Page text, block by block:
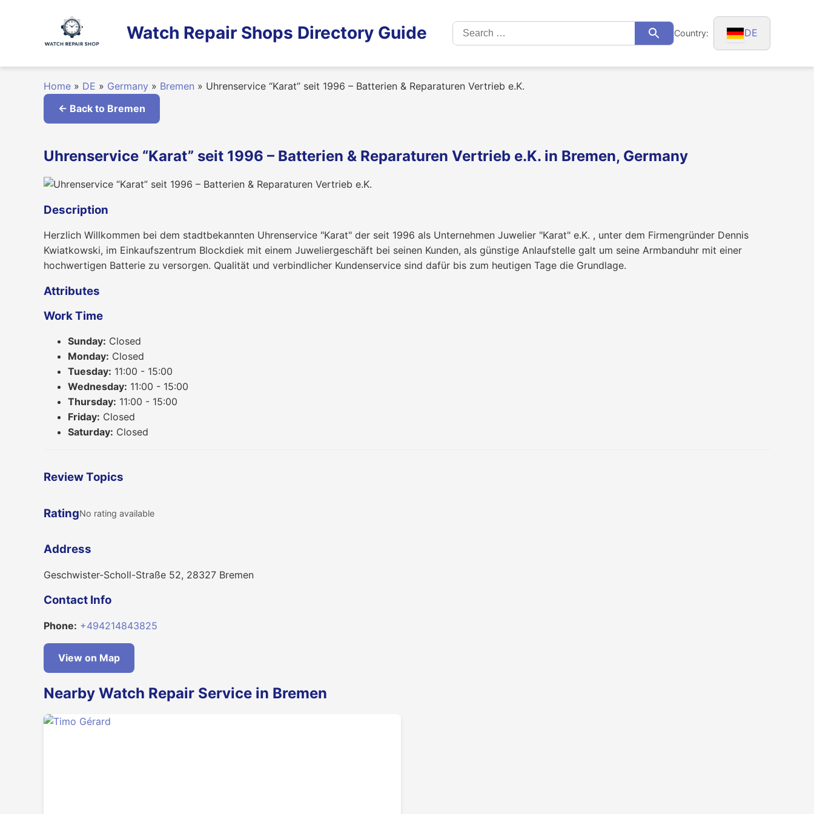
Watch Repair Shops Directory Guide
Search
for:
SearchCountry: DE
Home » DE » Germany » Bremen » Uhrenservice “Karat” seit 1996 – Batterien & Reparaturen Vertrieb e.K.
← Back to Bremen
Uhrenservice “Karat” seit 1996 – Batterien & Reparaturen Vertrieb e.K. in Bremen, Germany
Description
Herzlich Willkommen bei dem stadtbekannten Uhrenservice "Karat" der seit 1996 als Unternehmen Juwelier "Karat" e.K. , unter dem Firmengründer Dennis
Kwiatkowski, im Einkaufszentrum Blockdiek mit einem Juweliergeschäft bei seinen Kunden, als günstige Anlaufstelle galt um seine Armbanduhr mit einer
hochwertigen Batterie zu versorgen. Qualität und verbindlicher Kundenservice sind dafür bis zum heutigen Tage die Grundlage.
Attributes
Work Time
Sunday: Closed
Monday: Closed
Tuesday: 11:00 - 15:00
Wednesday: 11:00 - 15:00
Thursday: 11:00 - 15:00
Friday: Closed
Saturday: Closed
Review Topics
RatingNo rating available
Address
Geschwister-Scholl-Straße 52, 28327 Bremen
Contact Info
Phone: +494214843825
View on Map
Nearby Watch Repair Service in Bremen